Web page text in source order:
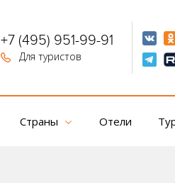
+7 (495) 951-99-91
Для туристов
Страны Отели